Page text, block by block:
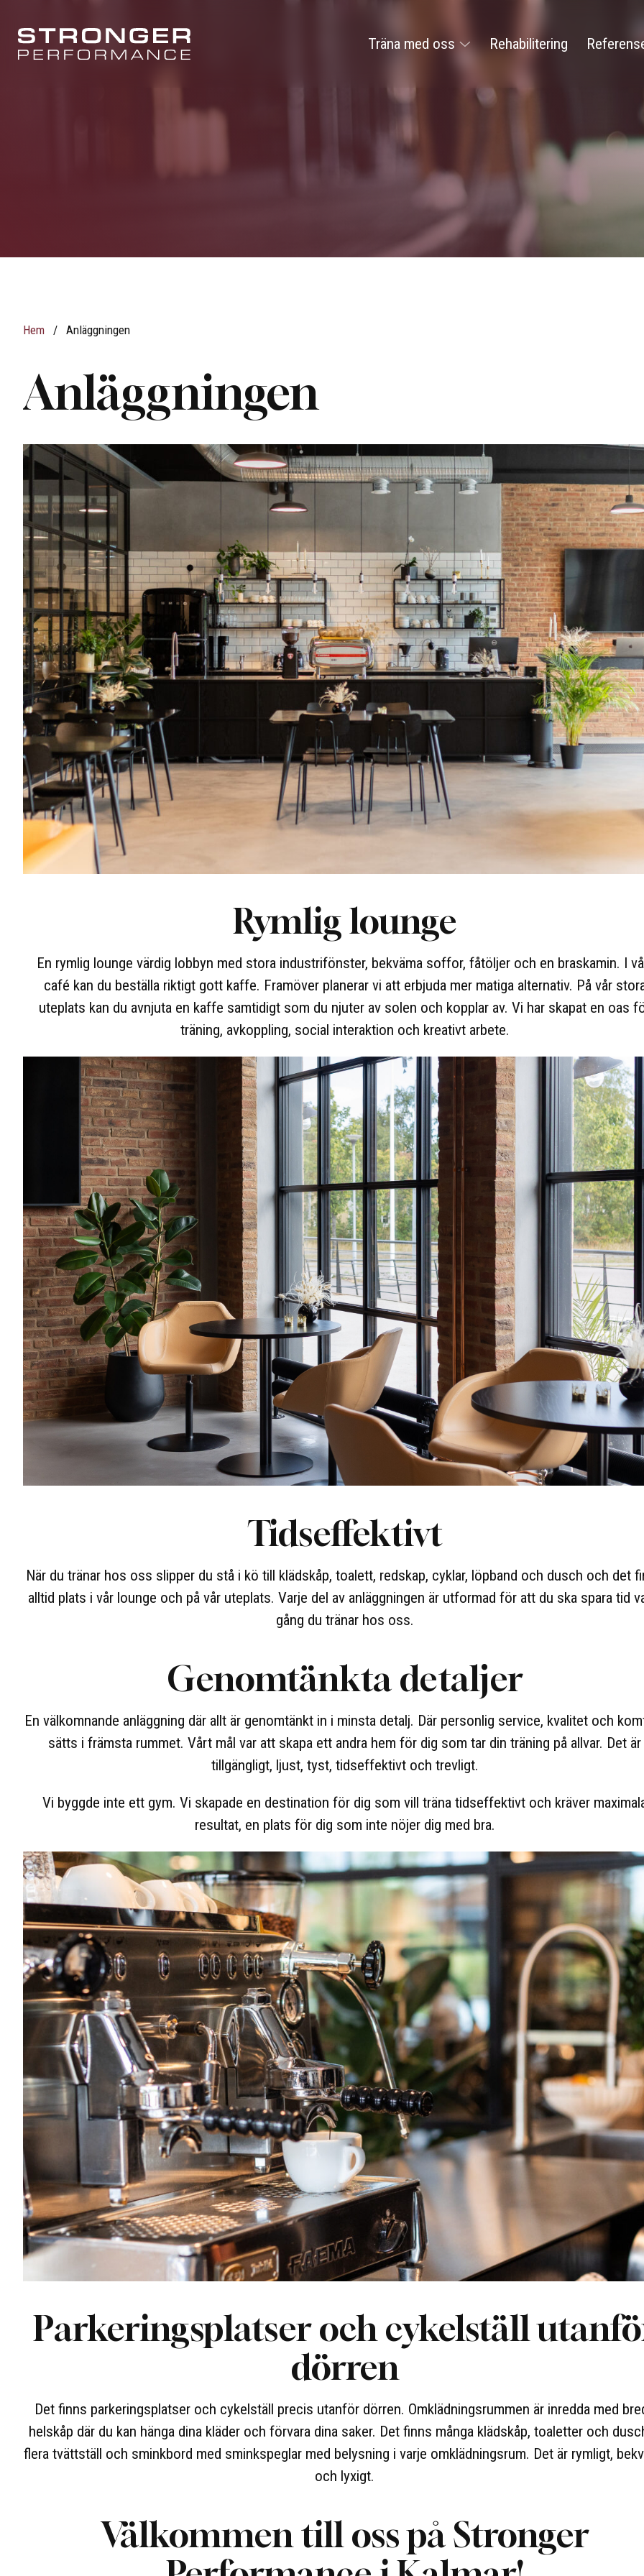
Träna med oss Rehabilitering
Hem / Anläggningen
Anläggningen
Rymlig lounge
En rymlig lounge värdig lobbyn med stora industrifönster, bekväma soffor, fåtöljer och en braskamin. I
café kan du beställa riktigt gott kaffe. Framöver planerar vi att erbjuda mer matiga alternativ. På vår
uteplats kan du avnjuta en kaffe samtidigt som du njuter av solen och kopplar av. Vi har skapat en oas
träning, avkoppling, social interaktion och kreativt arbete.
Tidseffektivt
När du tränar hos oss slipper du stå i kö till klädskåp, toalett, redskap, cyklar, löpband och dusch och det
alltid plats i vår lounge och på vår uteplats. Varje del av anläggningen är utformad för att du ska spara tid
gång du tränar hos oss.
Genomtänkta detaljer
En välkomnande anläggning där allt är genomtänkt in i minsta detalj. Där personlig service, kvalitet och
sätts i främsta rummet. Vårt mål var att skapa ett andra hem för dig som tar din träning på allvar. Det är
tillgängligt, ljust, tyst, tidseffektivt och trevligt.
Vi byggde inte ett gym. Vi skapade en destination för dig som vill träna tidseffektivt och kräver
resultat, en plats för dig som inte nöjer dig med bra.
Parkeringsplatser och cykelställ
dörren
Det finns parkeringsplatser och cykelställ precis utanför dörren. Omklädningsrummen är inredda med
helskåp där du kan hänga dina kläder och förvara dina saker. Det finns många klädskåp, toaletter och
flera tvättställ och sminkbord med sminkspeglar med belysning i varje omklädningsrum. Det är rymligt,
och lyxigt.
Välkommen till oss på Stronger